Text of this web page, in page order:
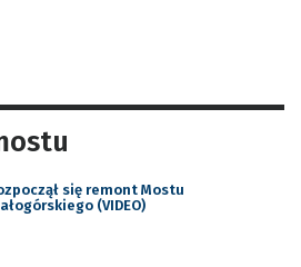
się remont Mostu
(VIDEO)